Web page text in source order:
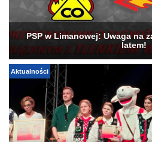
PSP w Limanowej: Uwaga na
latem!
Aktualności